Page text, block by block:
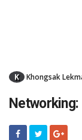
K Khongsak